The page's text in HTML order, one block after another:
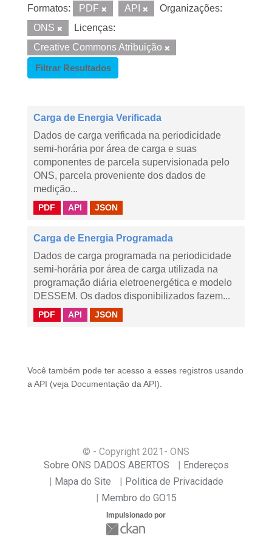
Formatos: PDF API
Organizações:
ONS
Licenças:
Creative Commons Atribuição
Filtrar Resultados
Carga de Energia Verificada
Dados de carga verificada na periodicidade
semi-horária por área de carga e suas
componentes de parcela supervisionada pelo
ONS, parcela proveniente dos dados de
medição...
PDF API JSON
Carga de Energia Programada
Dados de carga programada na periodicidade
semi-horária por área de carga utilizada na
programação diária eletroenergética e modelo
DESSEM. Os dados disponibilizados fazem...
PDF API JSON
Você também pode ter acesso a esses registros usando
a API (veja Documentação da API ).
© - Copyright 2021 - ONS
Sobre ONS DADOS ABERTOS
Endereços
Mapa do Site
Politica de Privacidade
Membro do GO15
Impulsionado por